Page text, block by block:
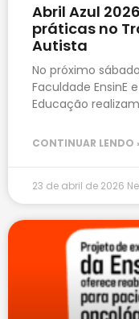
Abril Azul
práticas no
Autista
No próximo
Faculdade EnsinE
Educação
CONTINUAR LENDO
23 de abril de 2026